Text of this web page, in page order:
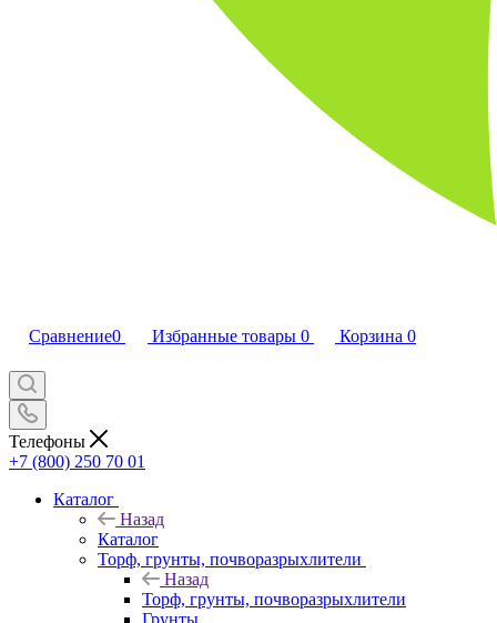
Сравнение0 Избранные товары 0 Корзина 0
Телефоны
+7 (800) 250 70 01
Каталог
Назад
Каталог
Торф, грунты, почворазрыхлители
Назад
Торф, грунты, почворазрыхлители
Грунты